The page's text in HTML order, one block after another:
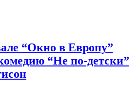
“Окно в Европу”
“Не по-детски”